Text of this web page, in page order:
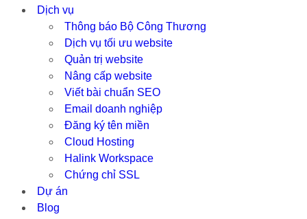
Dịch vụ
Thông báo Bộ Công Thương
Dịch vụ tối ưu website
Quản trị website
Nâng cấp website
Viết bài chuẩn SEO
Email doanh nghiệp
Đăng ký tên miền
Cloud Hosting
Halink Workspace
Chứng chỉ SSL
Dự án
Blog